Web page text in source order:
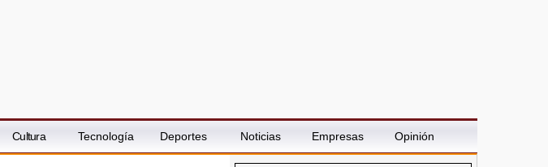
Cultura Tecnología Deportes Noticias Empresas Opinión